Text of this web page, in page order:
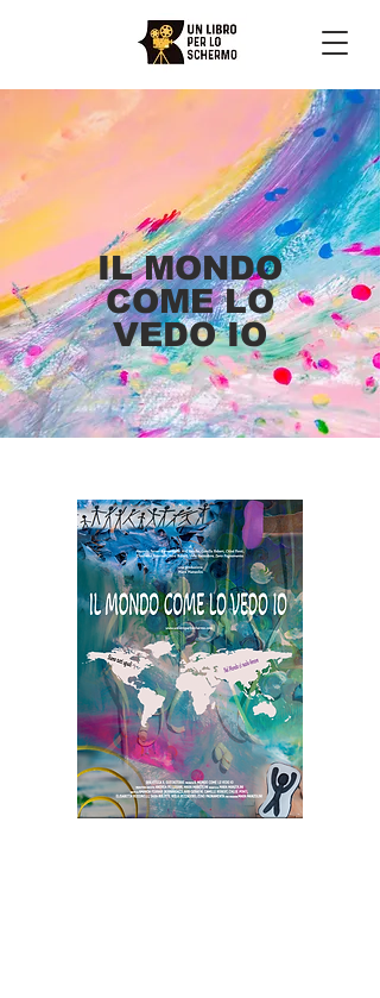
IL MONDO
COME LO
VEDO IO